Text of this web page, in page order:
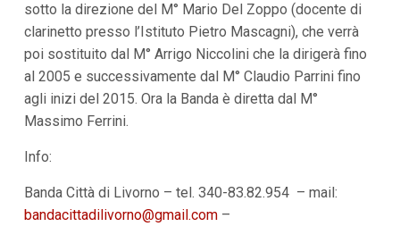
sotto la direzione del M° Mario Del Zoppo (docente di
clarinetto presso l’Istituto Pietro Mascagni), che verrà
poi sostituito dal M° Arrigo Niccolini che la dirigerà fino
al 2005 e successivamente dal M° Claudio Parrini fino
agli inizi del 2015. Ora la Banda è diretta dal M°
Massimo Ferrini.
Info:
Banda Città di Livorno – tel. 340-83.82.954 – mail:
bandacittadilivorno@gmail.com–